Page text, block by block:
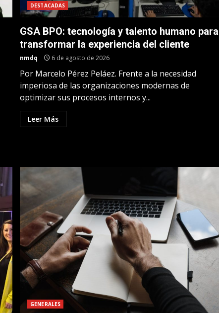
DESTACADAS
GSA BPO: tecnología y talento humano para
transformar la experiencia del cliente
nmdq 6 de agosto de 2026
Por Marcelo Pérez Peláez. Frente a la necesidad
imperiosa de las organizaciones modernas de
optimizar sus procesos internos y...
Leer Más
GENERALES